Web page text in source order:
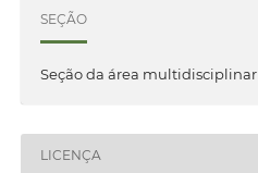
SEÇÃO
Seção da área multidisciplinar
LICENÇA